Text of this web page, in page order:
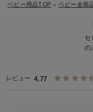
ベビー用品TOP ＞ ベビー全商
セ
の
レビュー 4.77